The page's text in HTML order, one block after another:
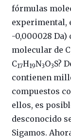
fórmulas
experimental,
-0,000028
molecular de C
C17H19N3O3S?
contienen
compuestos
ellos, es
desconocido
Sigamos.